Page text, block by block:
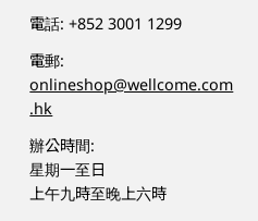
電話:+852 3001 1299
電郵:
onlineshop@wellcome.com
.hk
辦公時間:
星期一至日
上午九時至晚上六時